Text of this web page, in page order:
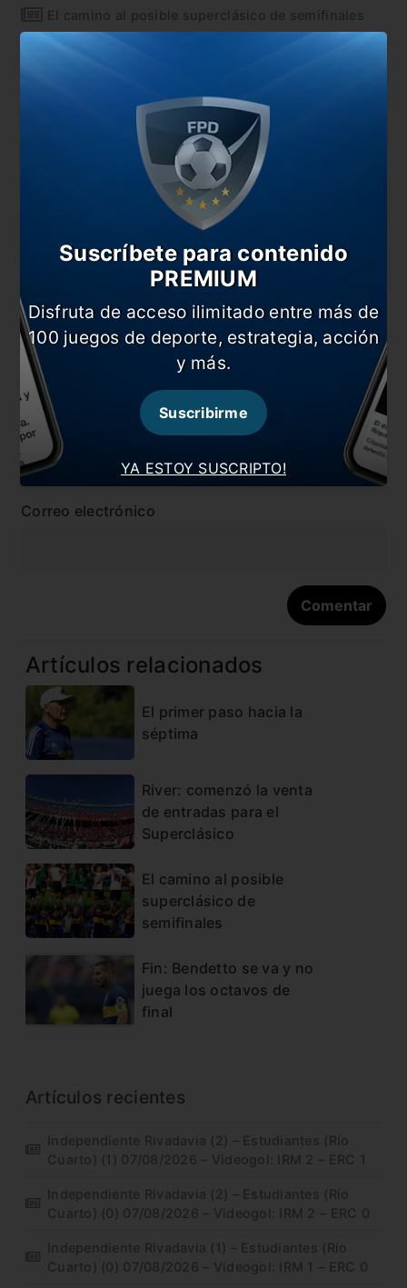
El camino al posible superclásico de semifinales
Fin: Bendetto se va y no juega los octavos de final
#Boca
#Copa Libertadores
Dejá tu opinión acá!
Nombre
Correo electrónico
Artículos relacionados
El primer paso hacia la
séptima
River: comenzó la venta
de entradas para el
Superclásico
El camino al posible
superclásico de
semifinales
Fin: Bendetto se va y no
juega los octavos de
final
Artículos recientes
Independiente Rivadavia (2) – Estudiantes (Río
Cuarto) (1) 07/08/2026 – Videogol: IRM 2 – ERC 1
Independiente Rivadavia (2) – Estudiantes (Río
Cuarto) (0) 07/08/2026 – Videogol: IRM 2 – ERC 0
Independiente Rivadavia (1) – Estudiantes (Río
Cuarto) (0) 07/08/2026 – Videogol: IRM 1 – ERC 0
YA ESTOY SUSCRIPTO!
Suscríbete para contenido
PREMIUM
Disfruta de acceso ilimitado entre más de
100 juegos de deporte, estrategia, acción
y más.
Suscribirme